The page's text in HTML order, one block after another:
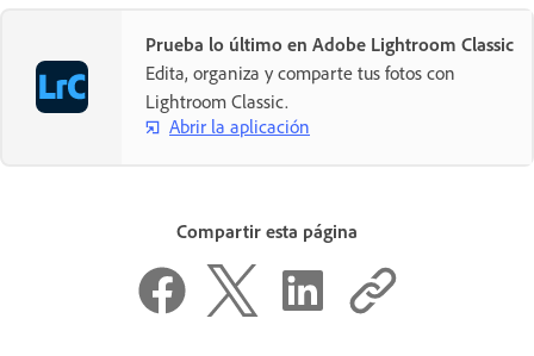
Prueba lo último en Adobe Lightroom Classic
Edita, organiza y comparte tus fotos con
Lightroom Classic.
Abrir la aplicación
Compartir esta página